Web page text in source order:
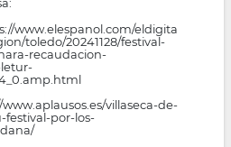
www.elespanol.com/eldigita
toledo/20241128/festival-
recaudacion-
villaseca-de-
festival-por-los-